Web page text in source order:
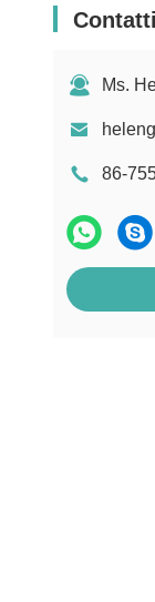
La Banca
cordicella
Ms.
86-